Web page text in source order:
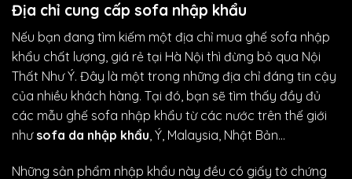
Địa chỉ cung cấp sofa nhập khẩu
Nếu bạn đang tìm kiếm một địa chỉ mua ghế sofa nhập
khẩu chất lượng, giá rẻ tại Hà Nội thì đừng bỏ qua Nội
Thất Như Ý. Đây là một trong những địa chỉ đáng tin cậy
của nhiều khách hàng. Tại đó, bạn sẽ tìm thấy đầy đủ
các mẫu ghế sofa nhập khẩu từ các nước trên thế giới
như sofa da nhập khẩu, Ý, Malaysia, Nhật Bản…
Những sản phẩm nhập khẩu này đều có giấy tờ chứng